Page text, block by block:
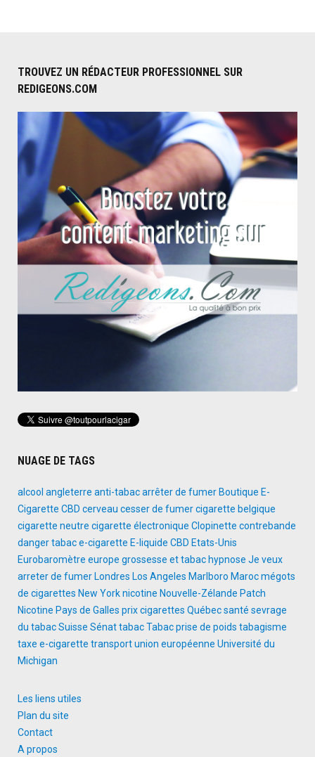
TROUVEZ UN RÉDACTEUR PROFESSIONNEL SUR
REDIGEONS.COM
NUAGE DE TAGS
alcool angleterre anti-tabacarrêter de fumer Boutique E-
Cigarette CBD cerveau cesser de fumercigarette belgique
cigarette neutre cigarette électronique Clopinette contrebande
danger tabace-cigarette E-liquide CBD Etats-Unis
Eurobaromètre europe grossesse et tabac hypnose Je veux
arreter de fumer Londres Los Angeles Marlboro Marocmégots
de cigarettes New Yorknicotine Nouvelle-Zélande Patch
Nicotine Pays de Galles prix cigarettes Québecsanté sevrage
du tabacSuisse SénattabacTabac prise de poids tabagisme
taxe e-cigarette transportunion européenne Université du
Michigan
Les liens utiles
Plan du site
Contact
A propos